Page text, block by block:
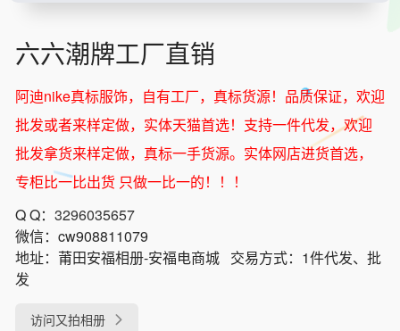
六六潮牌工厂直销
阿迪nike真标服饰，自有工厂，真标货源！品质保证，欢迎
批发或者来样定做，实体天猫首选！支持一件代发，欢迎
批发拿货来样定做，真标一手货源。实体网店进货首选，
专柜比一比出货 只做一比一的！！！
Q Q： 3296035657
微信： cw908811079
地址： 莆田安福相册-安福电商城 交易方式： 1件代发、批
发
访问又拍相册